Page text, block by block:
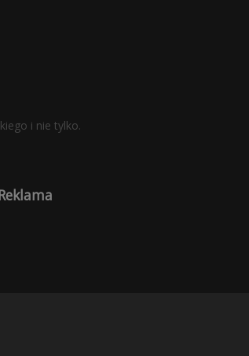
i nie tylko.